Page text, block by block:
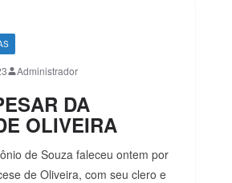
Administrador
DA
OLIVEIRA
de Souza faleceu ontem por
de Oliveira, com seu clero e